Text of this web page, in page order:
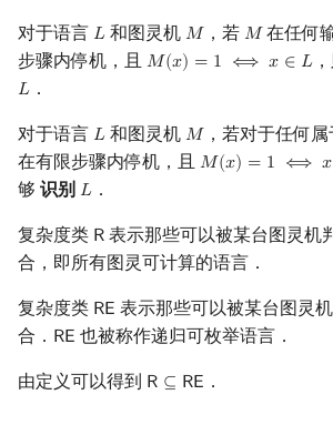
对于语言 𝐿
L和图灵机 𝑀
M ，若 𝑀
M 在任何
步骤内停机，且 𝑀(𝑥) = 1 ⟺ 𝑥 ∈ 𝐿
M(x)= 1⟺ x∈L
𝐿
L．
对于语言 𝐿
L和图灵机 𝑀
M ，若对于任何属
在有限步骤内停机，且 𝑀(𝑥) = 1 ⟺ 𝑥
M(x)= 1⟺ x∈L
够 识别 𝐿
L．
复杂度类 𝖱
R 表示那些可以被某台图灵机
合，即所有图灵可计算的语言．
复杂度类 𝖱𝖤
RE 表示那些可以被某台图灵
合． 𝖱𝖤
RE 也被称作递归可枚举语言．
由定义可以得到 𝖱 ⊆ 𝖱𝖤
R ⊆RE ．